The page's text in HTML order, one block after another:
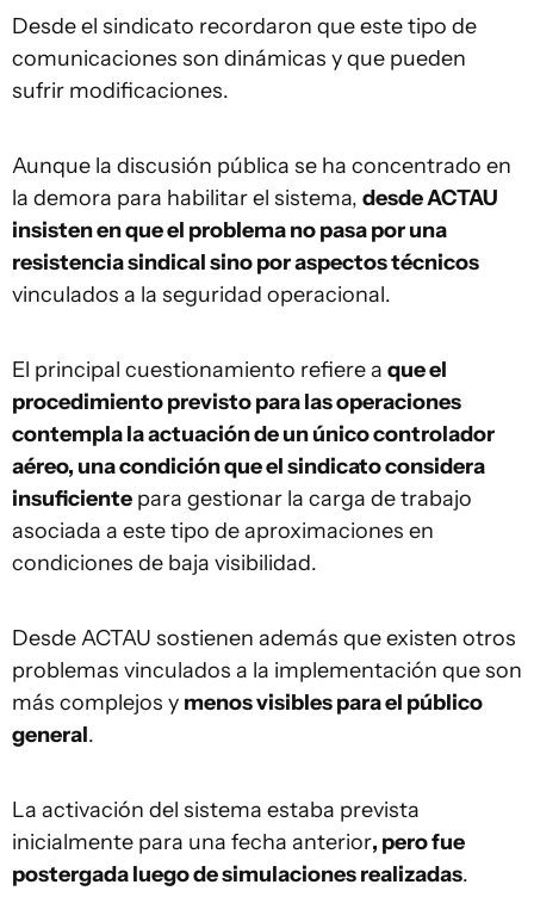
Desde el sindicato recordaron que este tipo de
comunicaciones son dinámicas y que pueden
sufrir modificaciones.
Aunque la discusión pública se ha concentrado en
la demora para habilitar el sistema, desde ACTAU
insisten en que el problema no pasa por una
resistencia sindical sino por aspectos técnicos
vinculados a la seguridad operacional.
El principal cuestionamiento refiere a que el
procedimiento previsto para las operaciones
contempla la actuación de un único controlador
aéreo, una condición que el sindicato considera
insuficiente para gestionar la carga de trabajo
asociada a este tipo de aproximaciones en
condiciones de baja visibilidad.
Desde ACTAU sostienen además que existen otros
problemas vinculados a la implementación que son
más complejos y menos visibles para el público
general.
La activación del sistema estaba prevista
inicialmente para una fecha anterior, pero fue
postergada luego de simulaciones realizadas.